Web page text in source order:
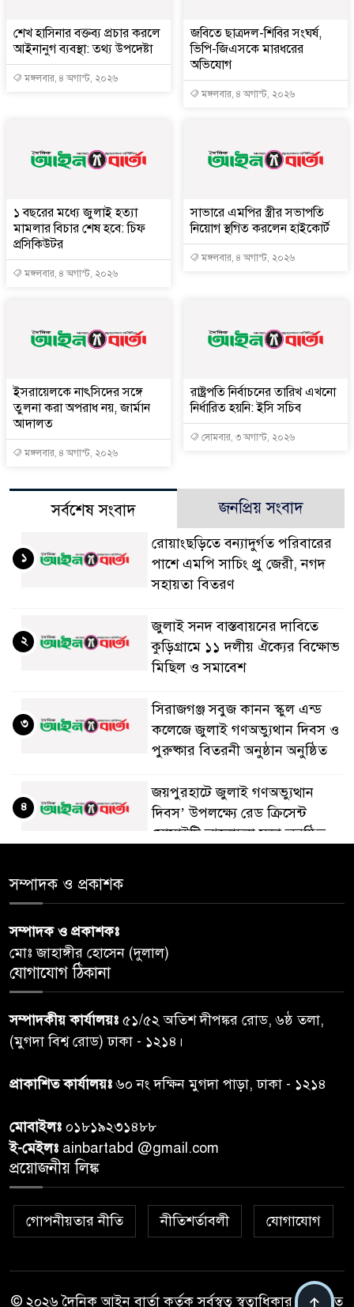
শেখ হাসিনার বক্তব্য প্রচার করলে
আইনানুগ ব্যবস্থা: তথ্য উপদেষ্টা
মঙ্গলবার, ৪ অগাস্ট, ২০২৬
জবিতে ছাত্রদল-শিবির সংঘর্ষ,
ভিপি-জিএসকে মারধরের
অভিযোগ
মঙ্গলবার, ৪ অগাস্ট, ২০২৬
১ বছরের মধ্যে জুলাই হত্যা
মামলার বিচার শেষ হবে: চিফ
প্রসিকিউটর
মঙ্গলবার, ৪ অগাস্ট, ২০২৬
সাভারে এমপির স্ত্রীর সভাপতি
নিয়োগ স্থগিত করলেন হাইকোর্ট
মঙ্গলবার, ৪ অগাস্ট, ২০২৬
ইসরায়েলকে নাৎসিদের সঙ্গে
তুলনা করা অপরাধ নয়, জার্মান
আদালত
মঙ্গলবার, ৪ অগাস্ট, ২০২৬
রাষ্ট্রপতি নির্বাচনের তারিখ এখনো
নির্ধারিত হয়নি: ইসি সচিব
সোমবার, ৩ অগাস্ট, ২০২৬
সর্বশেষ সংবাদ জনপ্রিয় সংবাদ
রোয়াংছড়িতে বন্যাদুর্গত পরিবারের
পাশে এমপি সাচিং প্রু জেরী, নগদ
সহায়তা বিতরণ
১
জুলাই সনদ বাস্তবায়নের দাবিতে
কুড়িগ্রামে ১১ দলীয় ঐক্যের বিক্ষোভ
মিছিল ও সমাবেশ
২
সিরাজগঞ্জ সবুজ কানন স্কুল এন্ড
কলেজে জুলাই গণঅভ্যুথান দিবস ও
পুরুষ্কার বিতরনী অনুষ্ঠান অনুষ্ঠিত
৩
জয়পুরহাটে জুলাই গণঅভ্যুত্থান
দিবস’ উপলক্ষ্যে রেড ক্রিসেন্ট
সোসাইটি আলোচনা সভা অনুষ্ঠিত
৪
দিবস-২০২৬’।
৫
মাঝে ১৩ লক্ষ ১৫ হাজার টাকা
বিতরণ
৬
বান্দরবানে বন্যায় ক্ষতিগ্রস্তদের
দক্ষিণ চট্টগ্রামের এক অসহায় ও
ডোনার্স ক্লাব” এবং “হাসিমুখ পরিবার”
৮
আইনানুগ ব্যবস্থা: তথ্য উপদেষ্টা
৯
সম্পাদক ও প্রকাশক
সম্পাদক ও প্রকাশকঃ
মোঃ জাহাঙ্গীর হোসেন (দুলাল)
যোগাযোগ ঠিকানা
সম্পাদকীয় কার্যালয়ঃ ৫১/৫২ অতিশ দীপঙ্কর রোড, ৬ষ্ঠ তলা,
(মুগদা বিশ্ব রোড) ঢাকা - ১২১৪।
প্রাকাশিত কার্যালয়ঃ৬০ নং দক্ষিন মুগদা পাড়া, ঢাকা - ১২১৪
মোবাইলঃ ০১৮১৯২৩১৪৮৮
ই-মেইলঃ ainbartabd @gmail.com
প্রয়োজনীয় লিঙ্ক
গোপনীয়তার নীতি নীতিশর্তাবলী যোগাযোগ
© ২০২৬ দৈনিক আইন বার্তা কর্তৃক সর্বস্বত্ব স্বত্বাধিকার সংরক্ষিত